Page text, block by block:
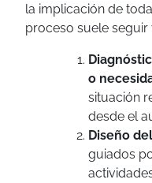
la implicación de
proceso suele seguir
o
situación
desde el
Diseño
guiados